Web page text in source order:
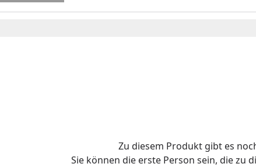
Zu diesem Produkt gibt es
Sie können die erste Person sein, die zu